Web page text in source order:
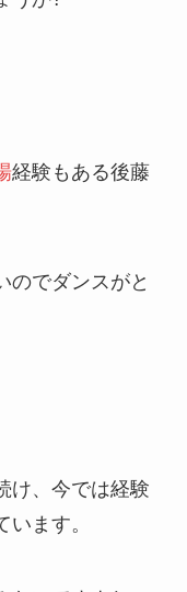
経験もある後藤
のでダンスがと
け、今では経験
ます。